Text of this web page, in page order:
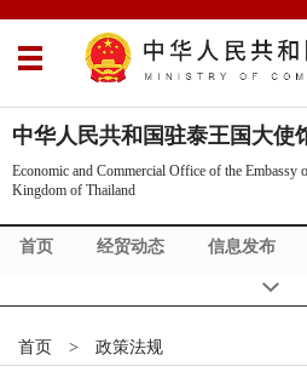
中华人民共和国驻泰王国大使
Economic and Commercial Office of the Embassy
Kingdom of Thailand
首页 经贸动态 信息发布
首页 > 政策法规